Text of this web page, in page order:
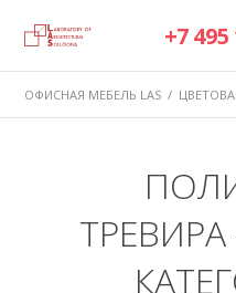
+7 495
ОФИСНАЯ МЕБЕЛЬ LAS /